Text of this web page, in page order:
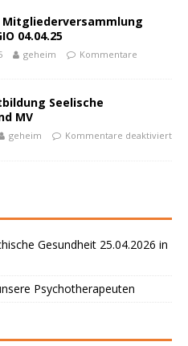
Mitgliederversammlung
04.04.25
geheim
Kommentare
Seelische
MV
geheim Kommentare deaktiviert
Gesundheit 25.04.2026 in
Psychotherapeuten